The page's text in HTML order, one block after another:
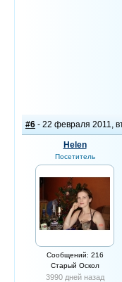
#6 - 22 февраля 2011,
Helen
Посетитель
Сообщений: 216
Старый Оскол
3990 дней назад